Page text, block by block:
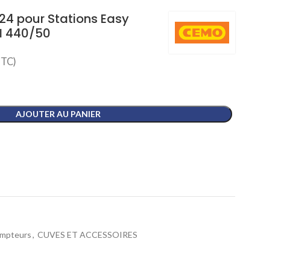
pour Stations Easy
440/50
AJOUTER AU PANIER
, CUVES ET ACCESSOIRES